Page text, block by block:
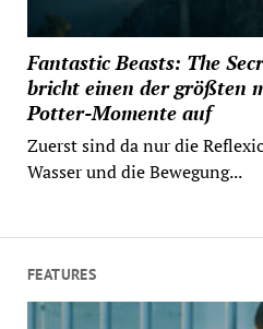
Fantastic Beasts: The
bricht einen der größten
Potter-Momente auf
Zuerst sind da nur die
Wasser und die Bewegung...
FEATURES